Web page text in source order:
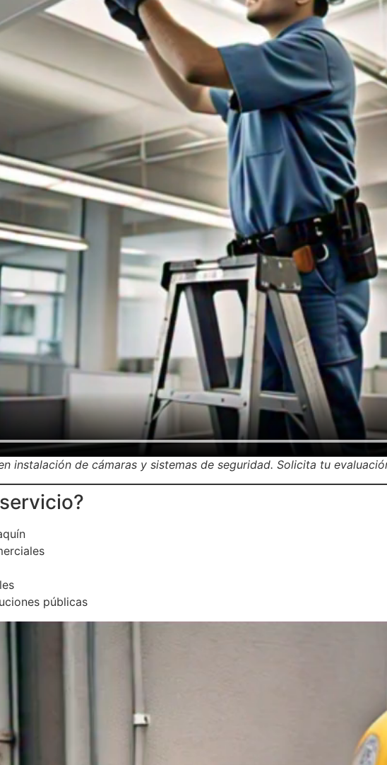
instalación de cámaras y sistemas de seguridad. Solicita tu
públicas